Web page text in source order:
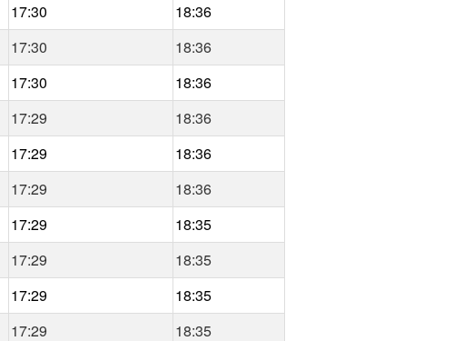
17:30
18:36
17:30
18:36
17:30
18:36
17:29
18:36
17:29
18:36
17:29
18:36
17:29
18:35
17:29
18:35
17:29
18:35
17:29
18:35